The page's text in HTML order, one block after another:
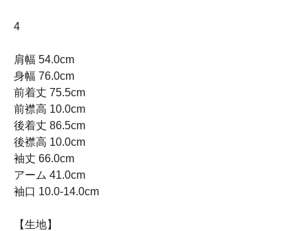
4
肩幅 54.0cm
身幅 76.0cm
前着丈 75.5cm
前襟高 10.0cm
後着丈 86.5cm
後襟高 10.0cm
袖丈 66.0cm
アーム 41.0cm
袖口 10.0-14.0cm
【生地】